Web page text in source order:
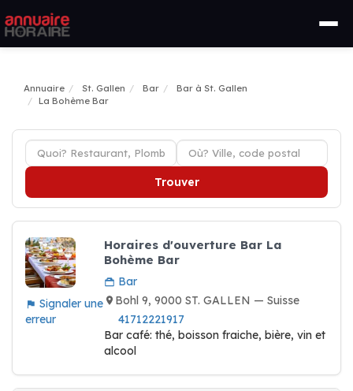
Annuaire St. Gallen Bar
Bar à St. Gallen
La Bohème Bar
Trouver
Signaler une
erreur
Horaires d'ouverture Bar La
Bohème Bar
Bar
Bohl 9, 9000 ST. GALLEN — Suisse
41712221917
Bar café: thé, boisson fraiche, bière, vin et
alcool